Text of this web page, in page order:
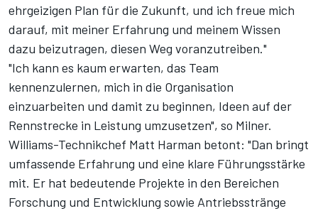
ehrgeizigen Plan für die Zukunft, und ich freue mich
darauf, mit meiner Erfahrung und meinem Wissen
dazu beizutragen, diesen Weg voranzutreiben."
"Ich kann es kaum erwarten, das Team
kennenzulernen, mich in die Organisation
einzuarbeiten und damit zu beginnen, Ideen auf der
Rennstrecke in Leistung umzusetzen", so Milner.
Williams-Technikchef Matt Harman betont: "Dan bringt
umfassende Erfahrung und eine klare Führungsstärke
mit. Er hat bedeutende Projekte in den Bereichen
Forschung und Entwicklung sowie Antriebsstränge